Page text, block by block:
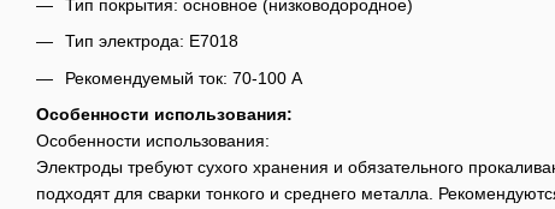
Тип покрытия: основное (низководородное)
Тип электрода: E7018
Рекомендуемый ток: 70-100 А
Особенности использования:
Особенности использования:
Электроды требуют сухого хранения и обязательного
подходят для сварки тонкого и среднего металла.